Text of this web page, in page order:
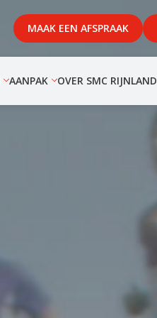
MAAK EEN AFSPRAAK
AANPAK OVER SMC RIJNLAND